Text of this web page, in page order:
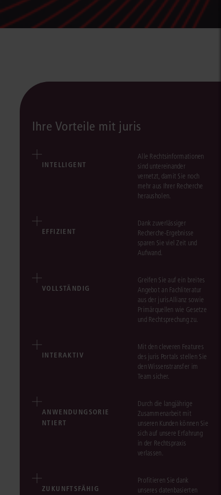
Ihre Vorteile mit juris
INTELLIGENT
Alle Rechtsinformationen
sind untereinander
vernetzt, damit Sie noch
mehr aus Ihrer Recherche
herausholen.
EFFIZIENT
Dank zuverlässiger
Recherche-Ergebnisse
sparen Sie viel Zeit und
Aufwand.
VOLLSTÄNDIG
Greifen Sie auf ein breites
Angebot an Fachliteratur
aus der jurisAllianz sowie
Primärquellen wie Gesetze
und Rechtsprechung zu.
INTERAKTIV
Mit den cleveren Features
des juris Portals stellen Sie
den Wissenstransfer im
Team sicher.
ANWENDUNGSORIE
NTIERT
Durch die langjährige
Zusammenarbeit mit
unseren Kunden können Sie
sich auf unsere Erfahrung
in der Rechtspraxis
verlassen.
ZUKUNFTSFÄHIG
Profitieren Sie dank
unseres datenbasierten